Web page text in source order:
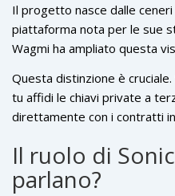
che custodisce i tuoi fondi.
chiamare se dimentichi la
Il progetto nasce dalle ceneri
piattaforma nota per le sue
Wagmi ha ampliato questa
supporto per il leverage sui
leggi recensioni che parlano
riferiscono alla capacità di
del protocollo, non a un libro
Questa distinzione è
tu affidi le chiavi private a
direttamente con i contratti
sicurezza ricade
Il ruolo di
parlano?